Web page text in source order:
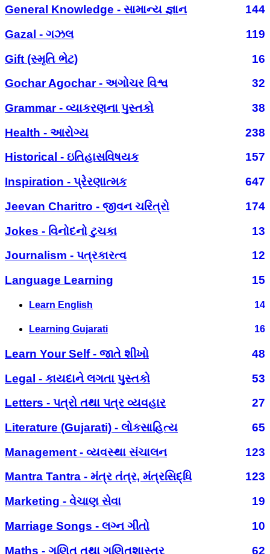
General Knowledge - સામાન્ય જ્ઞાન
144
Gazal - ગઝલ
119
Gift (સ્મૃતિ ભેટ)
16
Gochar Agochar - અગોચર વિશ્વ
32
Grammar - વ્યાકરણના પુસ્તકો
38
Health - આરોગ્ય
238
Historical - ઇતિહાસવિષયક
157
Inspiration - પ્રેરણાત્મક
647
Jeevan Charitro - જીવન ચરિત્રો
174
Jokes - વિનોદનો ટુચકા
13
Journalism - પત્રકારત્વ
12
Language Learning
15
Learn English 14
Learning Gujarati 16
Learn Your Self - જાતે શીખો
48
Legal - કાયદાને લગતા પુસ્તકો
53
Letters - પત્રો તથા પત્ર વ્યવહાર
27
Literature (Gujarati) - લોકસાહિત્ય
65
Management - વ્યવસ્થા સંચાલન
123
Mantra Tantra - મંત્ર તંત્ર, મંત્રસિદ્ધિ
123
Marketing - વેચાણ સેવા
19
Marriage Songs - લગ્ન ગીતો
10
Maths - ગણિત તથા ગણિતશાસ્ત્ર
62